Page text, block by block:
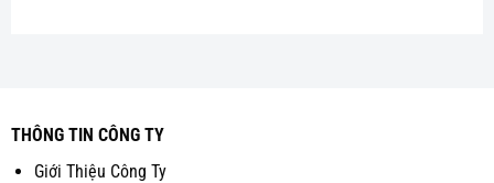
THÔNG TIN CÔNG TY
Giới Thiệu Công Ty